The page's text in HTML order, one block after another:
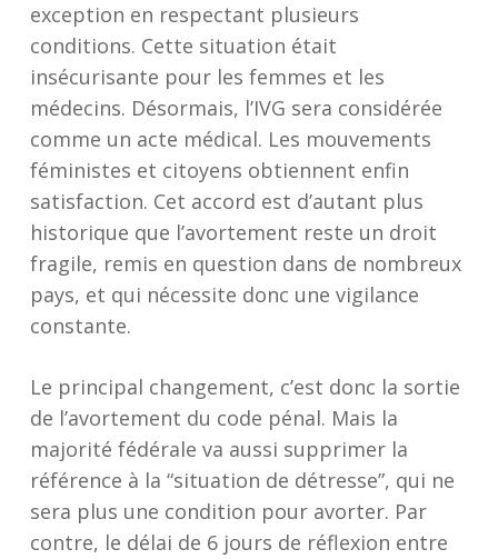
exception en respectant plusieurs
conditions. Cette situation était
insécurisante pour les femmes et les
médecins. Désormais, l’IVG sera considérée
comme un acte médical. Les mouvements
féministes et citoyens obtiennent enfin
satisfaction. Cet accord est d’autant plus
historique que l’avortement reste un droit
fragile, remis en question dans de nombreux
pays, et qui nécessite donc une vigilance
constante.
Le principal changement, c’est donc la sortie
de l’avortement du code pénal. Mais la
majorité fédérale va aussi supprimer la
référence à la “situation de détresse”, qui ne
sera plus une condition pour avorter. Par
contre, le délai de 6 jours de réflexion entre